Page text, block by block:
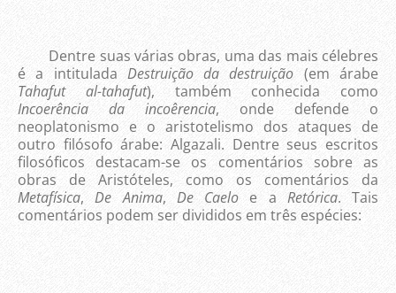
Dentre suas várias obras, uma das mais célebres
é a intitulada Destruiçãoda destruição (em árabe
Tahafut al-tahafut), também conhecida como
Incoerência da incoêrencia, onde defende o
neoplatonismo e o aristotelismo dos ataques de
outro filósofo árabe: Algazali. Dentre seus escritos
filosóficos destacam-se os comentários sobre as
obras de Aristóteles, como os comentários da
Metafísica,De Anima, De Caelo e a Retórica. Tais
comentários podem ser divididos em três espécies: